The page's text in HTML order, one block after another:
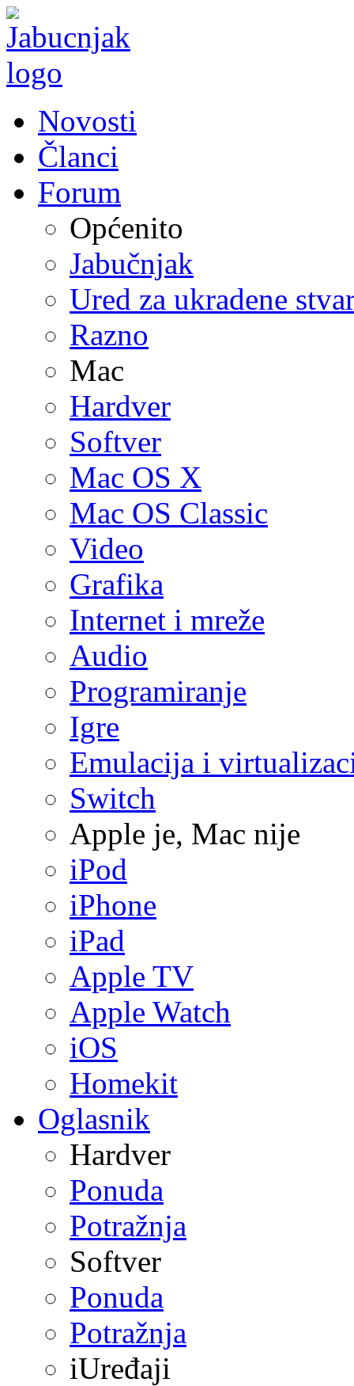
Novosti
Članci
Forum
Općenito
Jabučnjak
Ured za ukradene
Razno
Mac
Hardver
Softver
Mac OS X
Mac OS Classic
Video
Grafika
Internet i mreže
Audio
Programiranje
Igre
Emulacija i
Switch
Apple je, Mac nije
iPod
iPhone
iPad
Apple TV
Apple Watch
iOS
Homekit
Oglasnik
Hardver
Ponuda
Potražnja
Softver
Ponuda
Potražnja
iUređaji